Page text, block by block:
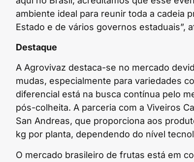
ambiente ideal para reunir toda a cadeia
Estado e de vários governos estaduais”,
Destaque
A Agrovivaz destaca-se no mercado
mudas, especialmente para variedades
diferencial está na busca contínua pelo
pós-colheita. A parceria com a Viveiros
San Andreas, que proporciona aos
kg por planta, dependendo do nível
O mercado brasileiro de frutas está em